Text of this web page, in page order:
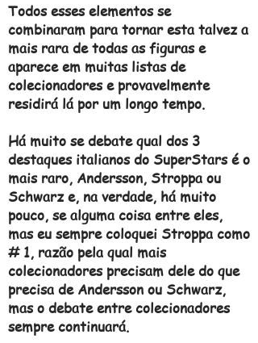
Todos esses elementos se
combinaram para tornar esta talvez a
mais rara de todas as figuras e
aparece em muitas listas de
colecionadores e provavelmente
residirá lá por um longo tempo.
Há muito se debate qual dos 3
destaques italianos do SuperStars é o
mais raro, Andersson, Stroppa ou
Schwarz e, na verdade, há muito
pouco, se alguma coisa entre eles,
mas eu sempre coloquei Stroppa como
# 1, razão pela qual mais
colecionadores precisam dele do que
precisa de Andersson ou Schwarz,
mas o debate entre colecionadores
sempre continuará.